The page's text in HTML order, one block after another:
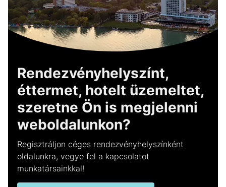
Rendezvényhelyszínt,
éttermet, hotelt üzemeltet,
szeretne Ön is megjelenni
weboldalunkon?
Regisztráljon céges rendezvényhelyszínként
oldalunkra, vegye fel a kapcsolatot
munkatársainkkal!